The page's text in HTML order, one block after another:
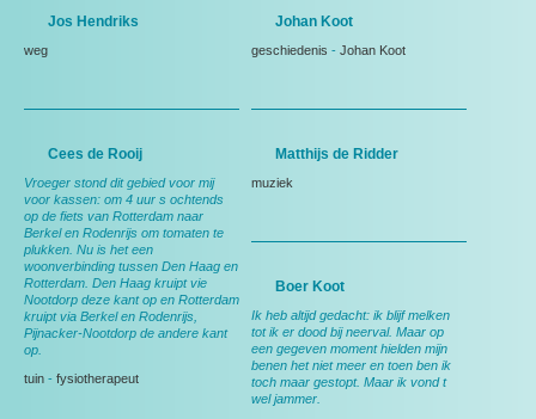
Jos Hendriks
weg
Johan Koot
geschiedenis - Johan Koot
Cees de Rooij
Vroeger stond dit gebied voor mij
voor kassen: om 4 uur s ochtends
op de fiets van Rotterdam naar
Berkel en Rodenrijs om tomaten te
plukken. Nu is het een
woonverbinding tussen Den Haag en
Rotterdam. Den Haag kruipt vie
Nootdorp deze kant op en Rotterdam
kruipt via Berkel en Rodenrijs,
Pijnacker-Nootdorp de andere kant
op.
tuin - fysiotherapeut
Matthijs de Ridder
muziek
Boer Koot
Ik heb altijd gedacht: ik blijf melken
tot ik er dood bij neerval. Maar op
een gegeven moment hielden mijn
benen het niet meer en toen ben ik
toch maar gestopt. Maar ik vond t
wel jammer.